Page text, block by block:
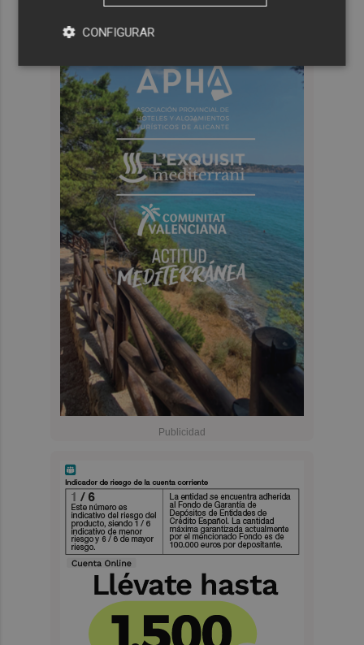
CONFIGURAR